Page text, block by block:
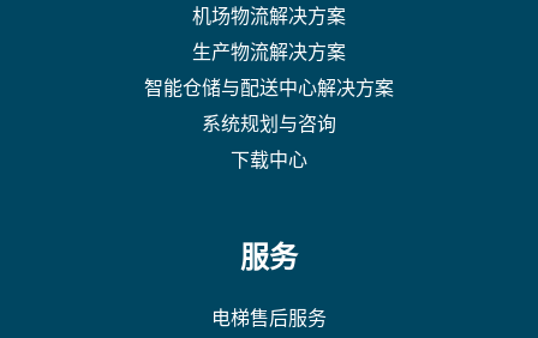
机场物流解决方案
生产物流解决方案
智能仓储与配送中心解决方案
系统规划与咨询
下载中心
服务
电梯售后服务